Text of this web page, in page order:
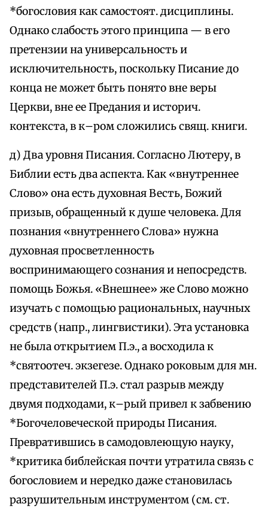
*богословия как самостоят. дисциплины.
Однако слабость этого принципа — в его
претензии на универсальность и
исключительность, поскольку Писание до
конца не может быть понято вне веры
Церкви, вне ее Предания и историч.
контекста, в к–ром сложились свящ. книги.
д) Два уровня Писания. Согласно Лютеру, в
Библии есть два аспекта. Как «внутреннее
Слово» она есть духовная Весть, Божий
призыв, обращенный к душе человека. Для
познания «внутреннего Слова» нужна
духовная просветленность
воспринимающего сознания и непосредств.
помощь Божья. «Внешнее» же Слово можно
изучать с помощью рациональных, научных
средств (напр., лингвистики). Эта установка
не была открытием П.э., а восходила к
*святоотеч. экзегезе. Однако роковым для мн.
представителей П.э. стал разрыв между
двумя подходами, к–рый привел к забвению
*Богочеловеческой природы Писания.
Превратившись в самодовлеющую науку,
*критика библейская почти утратила связь с
богословием и нередко даже становилась
разрушительным инструментом (см. ст.